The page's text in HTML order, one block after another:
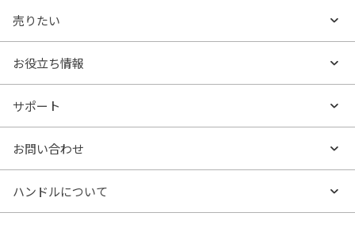
買いたいTOP
沿線・駅から探す
特集から探す
価格更新した物件
売りたい
売りたいTOP
AI査定
売却サービス
お役立ち情報
お役立ち情報TOP
- マンションの基礎知識
- マンション売却
サポート
よくあるご質問
お問い合わせ
物件購入のご相談
ハンドルについて